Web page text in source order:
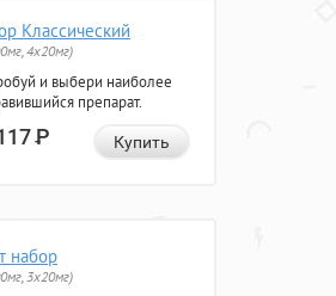
Классический
4x20мг)
и выбери наиболее
препарат.
Р Купить
набор
3x20мг)